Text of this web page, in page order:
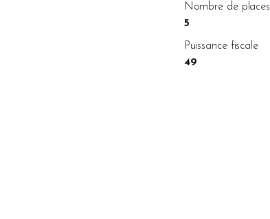
Nombre de places
5
Puissance fiscale
49